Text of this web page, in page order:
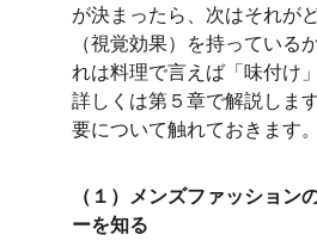
が決まったら、次はそれが
（視覚効果）を持っている
れは料理で言えば「味付け
詳しくは第５章で解説しま
要について触れておきます。
（１）メンズファッション
ーを知る